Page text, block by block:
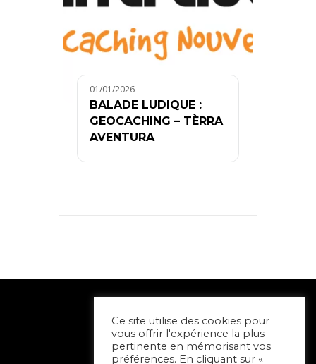
01/01/2026
BALADE LUDIQUE :
GEOCACHING – TÈRRA
AVENTURA
Ce site utilise des cookies pour
vous offrir l'expérience la plus
pertinente en mémorisant vos
préférences. En cliquant sur «